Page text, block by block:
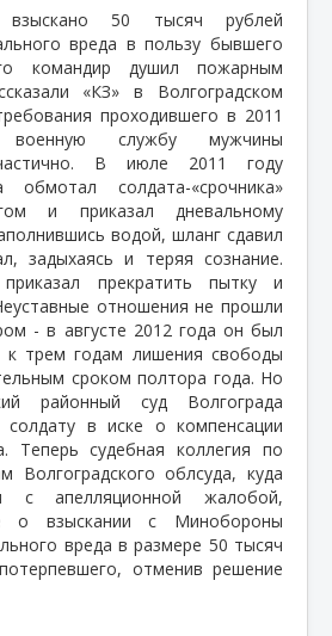
50 тысяч рублей
вреда в пользу бывшего
командир душил пожарным
«КЗ» в Волгоградском
проходившего в 2011
службу мужчины
В июле 2011 году
обмотал солдата-«срочника»
и приказал дневальному
водой, шланг сдавил
задыхаясь и теряя сознание.
прекратить пытку и
отношения не прошли
- в августе 2012 года он был
к трем годам лишения свободы
сроком полтора года. Но
районный суд Волгограда
в иске о компенсации
Теперь судебная коллегия по
Волгоградского облсуда, куда
с апелляционной жалобой,
о взыскании с Минобороны
вреда в размере 50 тысяч
отменив решение